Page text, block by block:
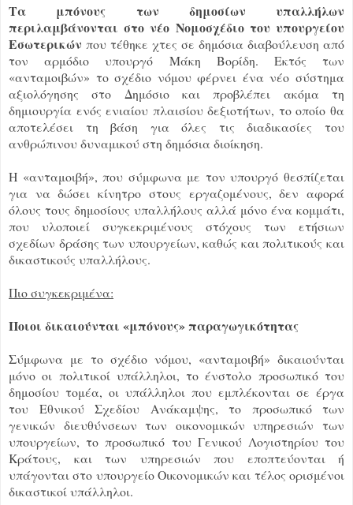
Τα μπόνους των δημοσίων υπαλλήλων
περιλαμβάνονται στο νέο Νομοσχέδιο του υπουργείου
Εσωτερικών που τέθηκε χτες σε δημόσια διαβούλευση από
τον αρμόδιο υπουργό Μάκη Βορίδη. Εκτός των
«ανταμοιβών» το σχέδιο νόμου φέρνει ένα νέο σύστημα
αξιολόγησης στο Δημόσιο και προβλέπει ακόμα τη
δημιουργία ενός ενιαίου πλαισίου δεξιοτήτων, το οποίο θα
αποτελέσει τη βάση για όλες τις διαδικασίες του
ανθρώπινου δυναμικού στη δημόσια διοίκηση.
Η «ανταμοιβή», που σύμφωνα με τον υπουργό θεσπίζεται
για να δώσει κίνητρο στους εργαζομένους, δεν αφορά
όλους τους δημοσίους υπαλλήλους αλλά μόνο ένα κομμάτι,
που υλοποιεί συγκεκριμένους στόχους των ετήσιων
σχεδίων δράσης των υπουργείων, καθώς και πολιτικούς και
δικαστικούς υπαλλήλους.
Πιο συγκεκριμένα:
Ποιοι δικαιούνται «μπόνους» παραγωγικότητας
Σύμφωνα με το σχέδιο νόμου, «ανταμοιβή» δικαιούνται
μόνο οι πολιτικοί υπάλληλοι, το ένστολο προσωπικό του
δημοσίου τομέα, οι υπάλληλοι που εμπλέκονται σε έργα
του Εθνικού Σχεδίου Ανάκαμψης, το προσωπικό των
γενικών διευθύνσεων των οικονομικών υπηρεσιών των
υπουργείων, το προσωπικό του Γενικού Λογιστηρίου του
Κράτους, και των υπηρεσιών που εποπτεύονται ή
υπάγονται στο υπουργείο Οικονομικών και τέλος ορισμένοι
δικαστικοί υπάλληλοι.